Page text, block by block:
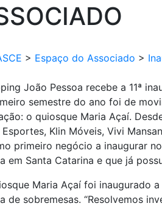
> Espaço do Associado >
João Pessoa recebe a 11ª
semestre do ano foi de
o quiosque Maria Açaí.
Klin Móveis, Vivi
primeiro negócio a inaugurar
em Santa Catarina e que já
Maria Açaí foi inaugurado
de sobremesas. “Resolvemos